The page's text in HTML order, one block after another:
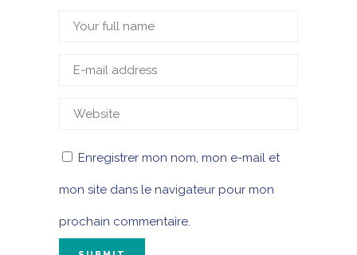
Enregistrer mon nom, mon e-mail et
mon site dans le navigateur pour mon
prochain commentaire.